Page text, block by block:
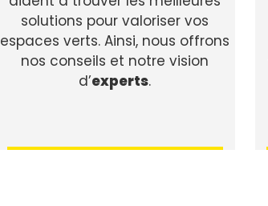
solutions pour valoriser vos
espaces verts. Ainsi, nous offrons
nos conseils et notre vision
d’experts.